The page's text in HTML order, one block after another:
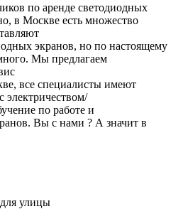
по аренде светодиодных
в Москве есть множество
экранов, но по настоящему
Мы предлагаем
все специалисты имеют
электричеством/
по работе и
Вы с нами ? А значит в
для улицы